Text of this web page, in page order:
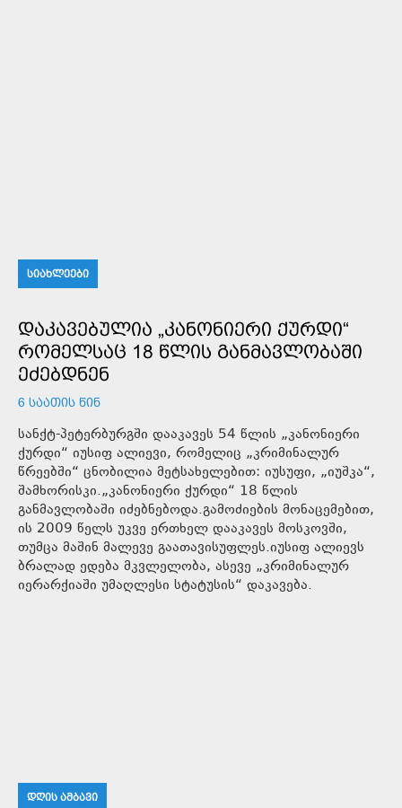
ᲡᲘᲐᲮᲚᲔᲔᲑᲘ
ᲓᲐᲙᲐᲕᲔᲑᲣᲚᲘᲐ „ᲙᲐᲜᲝᲜᲘᲔᲠᲘ ᲥᲣᲠᲓᲘ“
ᲠᲝᲛᲔᲚᲡᲐᲪ 18 ᲬᲚᲘᲡ ᲒᲐᲜᲛᲐᲕᲚᲝᲑᲐᲨᲘ
ᲔᲫᲔᲑᲓᲜᲔᲜ
6 ᲡᲐᲐᲗᲘᲡ ᲬᲘᲜ
სანქტ-პეტერბურგში დააკავეს 54 წლის „კანონიერი
ქურდი“ იუსიფ ალიევი, რომელიც „კრიმინალურ
წრეებში“ ცნობილია მეტსახელებით: იუსუფი, „იუშკა“,
შამხორისკი.„კანონიერი ქურდი“ 18 წლის
განმავლობაში იძებნებოდა.გამოძიების მონაცემებით,
ის 2009 წელს უკვე ერთხელ დააკავეს მოსკოვში,
თუმცა მაშინ მალევე გაათავისუფლეს.იუსიფ ალიევს
ბრალად ედება მკვლელობა, ასევე „კრიმინალურ
იერარქიაში უმაღლესი სტატუსის“ დაკავება.
ᲓᲦᲘᲡ ᲐᲛᲑᲐᲕᲘ